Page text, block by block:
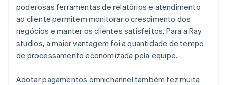
poderosas ferramentas de relatórios e atendimento
ao cliente permitem monitorar o crescimento dos
negócios e manter os clientes satisfeitos. Para a Ray
studios, a maior vantagem foi a quantidade de tempo
de processamento economizada pela equipe.
Adotar pagamentos omnichannel também fez muita